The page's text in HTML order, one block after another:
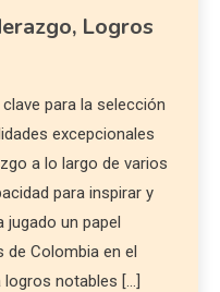
Logros
para la selección
excepcionales
a lo largo de varios
para inspirar y
un papel
de Colombia en el
notables […]